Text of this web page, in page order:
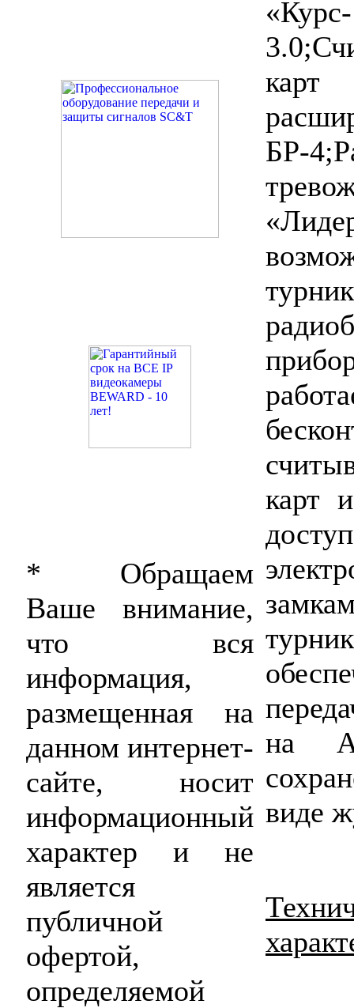
* Обращаем
Ваше внимание,
что вся
информация,
размещенная на
данном интернет-
сайте, носит
информационный
характер и не
является
публичной
офертой,
определяемой
БР-
карт
на
виде